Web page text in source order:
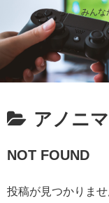
みんな
アノニ
NOT FOUND
投稿が見つかりませ